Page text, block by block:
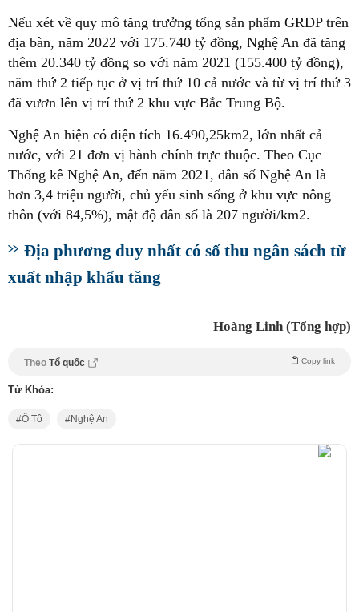
Nếu xét về quy mô tăng trưởng tổng sản phẩm GRDP trên
địa bàn, năm 2022 với 175.740 tỷ đồng, Nghệ An đã tăng
thêm 20.340 tỷ đồng so với năm 2021 (155.400 tỷ đồng),
năm thứ 2 tiếp tục ở vị trí thứ 10 cả nước và từ vị trí thứ 3
đã vươn lên vị trí thứ 2 khu vực Bắc Trung Bộ.
Nghệ An hiện có diện tích 16.490,25km2, lớn nhất cả
nước, với 21 đơn vị hành chính trực thuộc. Theo Cục
Thống kê Nghệ An, đến năm 2021, dân số Nghệ An là
hơn 3,4 triệu người, chủ yếu sinh sống ở khu vực nông
thôn (với 84,5%), mật độ dân số là 207 người/km2.
Địa phương duy nhất có số thu ngân sách từ
xuất nhập khẩu tăng
Hoàng Linh (Tổng hợp)
Theo Tổ quốc Copy link
Từ Khóa:
Ô Tô Nghệ An